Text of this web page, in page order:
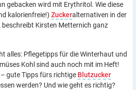
gebacken wird mit Erythritol. Wie diese
kalorienfreie!) Zuckeralternativen in der
beschreibt Kirsten Metternich ganz
alles: Pflegetipps für die Winterhaut und
Kohl sind auch noch mit im Heft!
gute Tipps fürs richtige Blutzucker
werden? Und wie geht es richtig?